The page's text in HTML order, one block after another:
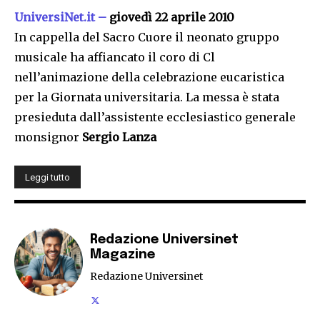
UniversiNet.it – giovedì 22 aprile 2010
In cappella del Sacro Cuore il neonato gruppo
musicale ha affiancato il coro di Cl
nell’animazione della celebrazione eucaristica
per la Giornata universitaria. La messa è stata
presieduta dall’assistente ecclesiastico generale
monsignor Sergio Lanza
Redazione Universinet
Magazine
Redazione Universinet